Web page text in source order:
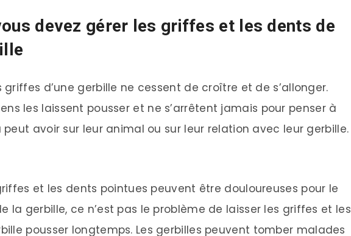
devez gérer les griffes et les dents de
griffes d’une gerbille ne cessent de croître et de s’allonger.
les laissent pousser et ne s’arrêtent jamais pour penser à
peut avoir sur leur animal ou sur leur relation avec leur gerbille.
et les dents pointues peuvent être douloureuses pour le
la gerbille, ce n’est pas le problème de laisser les griffes et les
pousser longtemps. Les gerbilles peuvent tomber malades